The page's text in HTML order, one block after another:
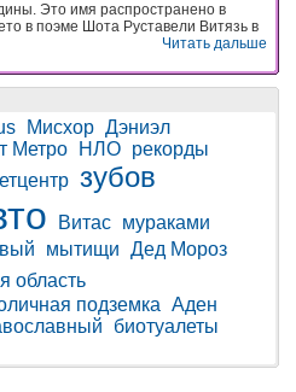
Это имя распространено в
в поэме Шота Руставели Витязь в
Читать дальше
Мисхор Дэниэл
Метро НЛО рекорды
зубов
Витас мураками
мытищи Дед Мороз
область
подземка Аден
биотуалеты